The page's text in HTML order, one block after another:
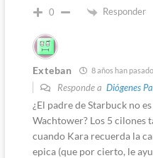
0 Responder
Exteban 8 años han
Responde a Diógenes
¿El padre de Starbuck no
Wachtower? Los 5 cilones
cuando Kara recuerda la
epica (que por cierto, le